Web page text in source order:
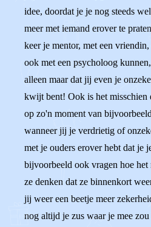
idee, doordat je je nog steeds
meer met iemand erover te
keer je mentor, met een
ook met een psycholoog
alleen maar dat jij even je
kwijt bent! Ook is het misschien
op zo'n moment van
wanneer jij je verdrietig of
met je ouders erover hebt dat je
bijvoorbeeld ook vragen hoe het
ze denken dat ze binnenkort
jij weer een beetje meer
nog altijd je zus waar je mee